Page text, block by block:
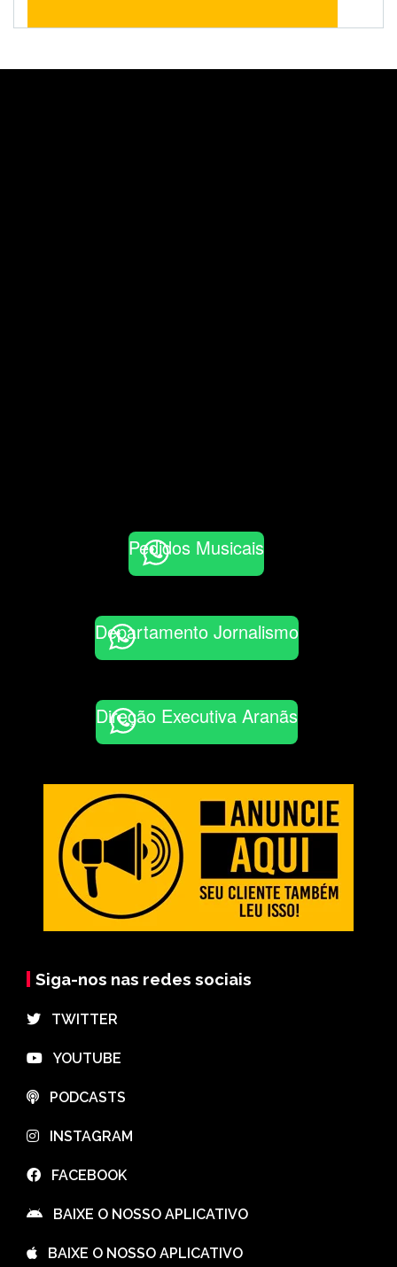
Pedidos Musicais
Departamento Jornalismo
Direção Executiva Aranãs
Siga-nos nas redes sociais
⠀TWITTER
⠀YOUTUBE
⠀PODCASTS
⠀INSTAGRAM
⠀FACEBOOK
⠀BAIXE O NOSSO APLICATIVO
⠀BAIXE O NOSSO APLICATIVO